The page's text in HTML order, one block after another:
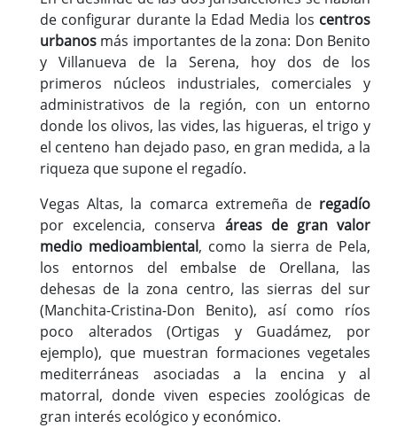
de configurar durante la Edad Media los centros
urbanos más importantes de la zona: Don Benito
y Villanueva de la Serena, hoy dos de los
primeros núcleos industriales, comerciales y
administrativos de la región, con un entorno
donde los olivos, las vides, las higueras, el trigo y
el centeno han dejado paso, en gran medida, a la
riqueza que supone el regadío.
Vegas Altas, la comarca extremeña de regadío
por excelencia, conserva áreas de gran valor
medio medioambiental, como la sierra de Pela,
los entornos del embalse de Orellana, las
dehesas de la zona centro, las sierras del sur
(Manchita-Cristina-Don Benito), así como ríos
poco alterados (Ortigas y Guadámez, por
ejemplo), que muestran formaciones vegetales
mediterráneas asociadas a la encina y al
matorral, donde viven especies zoológicas de
gran interés ecológico y económico.